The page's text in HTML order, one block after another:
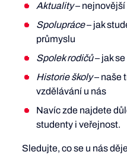
Aktuality– nejnovější
Spolupráce– jak
průmyslu
Spolek rodičů– jak
Historie školy– naše
vzdělávání u nás
Navíc zde najdete
studenty i veřejnost.
Sledujte, co se u nás